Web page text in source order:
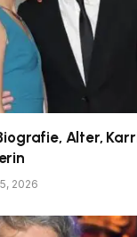
Alter,
2026